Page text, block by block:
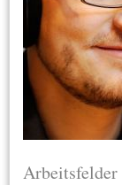
Arbeitsfelder